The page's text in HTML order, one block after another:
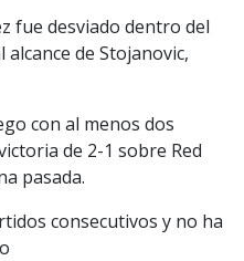
fue desviado dentro del
de Stojanovic,
con al menos dos
de 2-1 sobre Red
pasada.
consecutivos y no ha